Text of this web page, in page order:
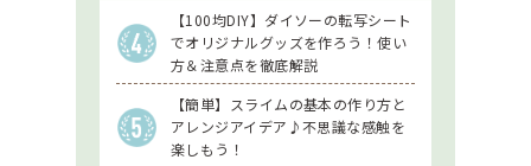
【100均DIY】ダイソーの転写シート
でオリジナルグッズを作ろう！使い
方＆注意点を徹底解説
【簡単】スライムの基本の作り方と
アレンジアイデア♪不思議な感触を
楽しもう！